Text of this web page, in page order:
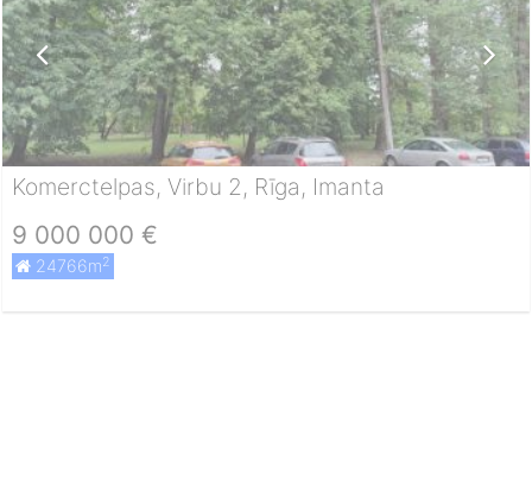
Komerctelpas, Virbu 2, Rīga, Imanta
9 000 000 €
24766m2